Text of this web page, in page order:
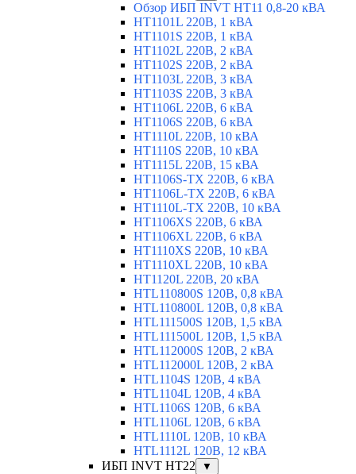
Обзор ИБП INVT HT11 0,8-20 кВА
HT1101L 220В, 1 кВА
HT1101S 220В, 1 кВА
HT1102L 220В, 2 кВА
HT1102S 220В, 2 кВА
HT1103L 220В, 3 кВА
HT1103S 220В, 3 кВА
HT1106L 220В, 6 кВА
HT1106S 220В, 6 кВА
HT1110L 220В, 10 кВА
HT1110S 220В, 10 кВА
HT1115L 220В, 15 кВА
HT1106S-TX 220В, 6 кВА
HT1106L-TX 220В, 6 кВА
HT1110L-TX 220В, 10 кВА
HT1106XS 220В, 6 кВА
HT1106XL 220В, 6 кВА
HT1110XS 220В, 10 кВА
HT1110XL 220В, 10 кВА
HT1120L 220В, 20 кВА
HTL110800S 120В, 0,8 кВА
HTL110800L 120В, 0,8 кВА
HTL111500S 120В, 1,5 кВА
HTL111500L 120В, 1,5 кВА
HTL112000S 120В, 2 кВА
HTL112000L 120В, 2 кВА
HTL1104S 120В, 4 кВА
HTL1104L 120В, 4 кВА
HTL1106S 120В, 6 кВА
HTL1106L 120В, 6 кВА
HTL1110L 120В, 10 кВА
HTL1112L 120В, 12 кВА
ИБП INVT HT22
▼